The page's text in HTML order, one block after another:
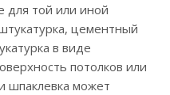
для той или иной
цементный
в виде
потолков или
шпаклевка может